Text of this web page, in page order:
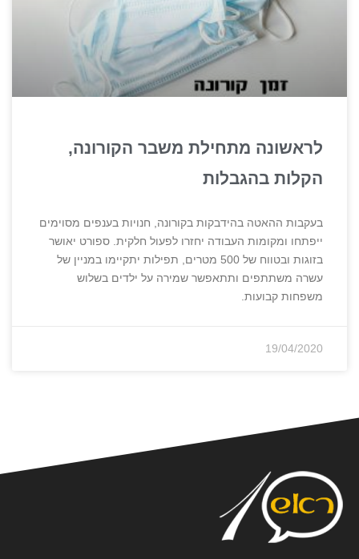
לראשונה מתחילת משבר הקורונה,
הקלות בהגבלות
בעקבות ההאטה בהידבקות בקורונה, חנויות בענפים מסוימים
ייפתחו ומקומות העבודה יחזרו לפעול חלקית. ספורט יאושר
בזוגות ובטווח של 500 מטרים, תפילות יתקיימו במניין של
עשרה משתתפים ותתאפשר שמירה על ילדים בשלוש
משפחות קבועות.
19/04/2020